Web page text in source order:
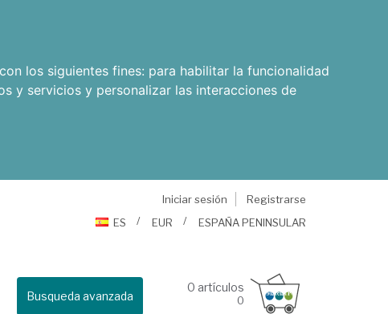
los siguientes fines: para habilitar la funcionalidad
y servicios y personalizar las interacciones de
Iniciar sesión
Registrarse
ES
EUR ESPAÑA PENINSULAR
Busqueda avanzada
0 artículos
0